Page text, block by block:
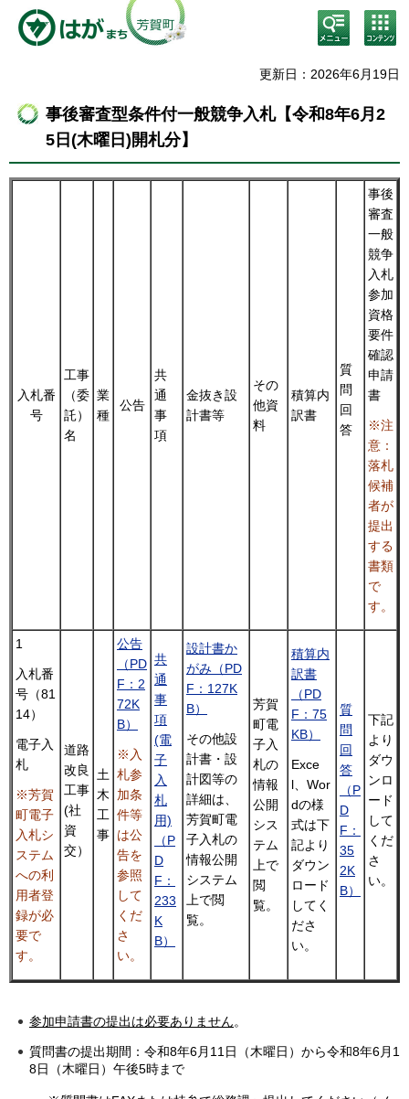
検
索・
メニ
コン
テン
ニュ
更新日：2026年6月19日
事後審査型条件付一般競争入札【令和8年6月2
5日(木曜日)開札分】
入札番
号
工事
（委
託）
名
業
種
公告
共
通
事
項
金抜き設
計書等
その
他資
料
積算内
訳書
質
問
回
答
事後
審査
一般
競争
入札
参加
資格
要件
確認
申請
書
※注
意：
落札
候補
者が
提出
する
書類
で
す。
1
入札番
号（81
14）
電子入
札
※芳賀
町電子
入札シ
ステム
への利
用者登
録が必
要で
す。
道路
改良
工事
(社
資
交）
土
木
工
事
公告
（PD
F：2
72K
B）
※入
札参
加条
件等
は公
告を
参照
して
くだ
さ
い。
共
通
事
項
(電
子
入
札
用)
（P
D
F：
233
K
B）
設計書か
がみ（PD
F：127K
B）
その他設
計書・設
計図等の
詳細は、
芳賀町電
子入札の
情報公開
システム
上で閲
覧。
芳賀
町電
子入
札の
情報
公開
シス
テム
上で
閲
覧。
積算内
訳書
（PD
F：75
KB）
Exce
l、Wor
dの様
式は下
記より
ダウン
ロード
してく
ださ
い。
質
問
回
答
（P
D
F：
35
2K
B）
下記
より
ダウ
ンロ
ード
して
くだ
さ
い。
参加申請書の提出は必要ありません。
質問書の提出期間：令和8年6月11日（木曜日）から令和8年6月1
8日（木曜日）午後5時まで